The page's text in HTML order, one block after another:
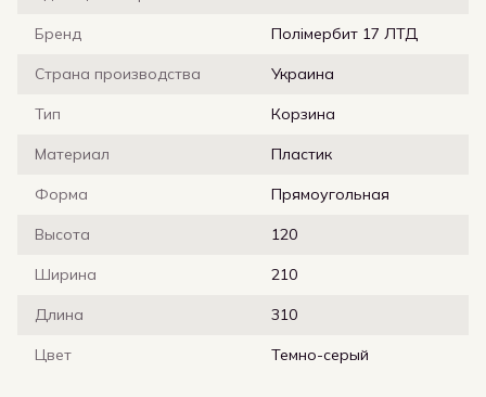
Бренд Полімербит 17 ЛТД
Страна производства Украина
Тип Корзина
Материал Пластик
Форма Прямоугольная
Высота 120
Ширина 210
Длина 310
Цвет Темно-серый